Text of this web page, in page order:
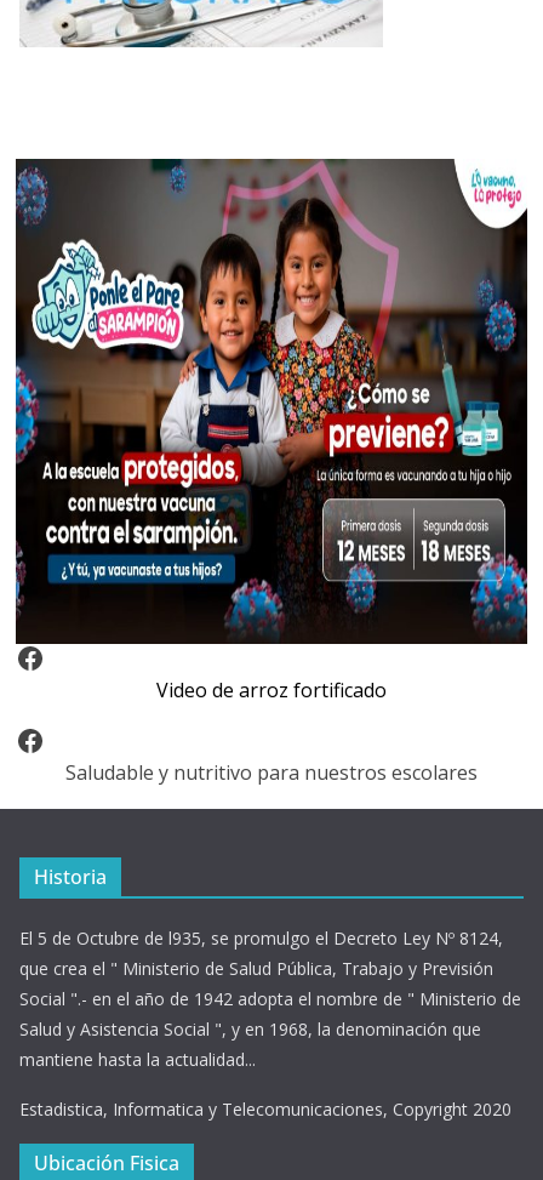
Video Arroz Fortificado
Video de arroz fortificado
Facebook
Saludable y nutritivo para nuestros escolares
Historia
El 5 de Octubre de l935, se promulgo el Decreto Ley Nº 8124,
que crea el " Ministerio de Salud Pública, Trabajo y Previsión
Social ".- en el año de 1942 adopta el nombre de " Ministerio de
Salud y Asistencia Social ", y en 1968, la denominación que
mantiene hasta la actualidad...
Estadistica, Informatica y Telecomunicaciones, Copyright 2020
Ubicación Fisica